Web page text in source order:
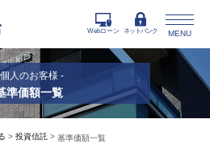
MENU
Webローン ネットバンク
人のお客様 -
準価額一覧
>投資信託 >基準価額一覧